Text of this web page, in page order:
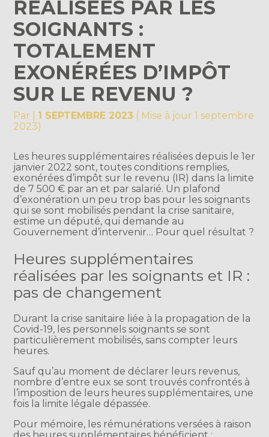
RÉALISÉES PAR LES
SOIGNANTS :
TOTALEMENT
EXONÉRÉES D’IMPÔT
SUR LE REVENU ?
Par 1 SEPTEMBRE 2023 ( Mise à jour 1 septembre
2023)
Les heures supplémentaires réalisées depuis le 1er
janvier 2022 sont, toutes conditions remplies,
exonérées d’impôt sur le revenu (IR) dans la limite
de 7 500 € par an et par salarié. Un plafond
d’exonération un peu trop bas pour les soignants
qui se sont mobilisés pendant la crise sanitaire,
estime un député, qui demande au
Gouvernement d’intervenir… Pour quel résultat ?
Heures supplémentaires
réalisées par les soignants et IR :
pas de changement
Durant la crise sanitaire liée à la propagation de la
Covid-19, les personnels soignants se sont
particulièrement mobilisés, sans compter leurs
heures.
Sauf qu’au moment de déclarer leurs revenus,
nombre d’entre eux se sont trouvés confrontés à
l’imposition de leurs heures supplémentaires, une
fois la limite légale dépassée.
Pour mémoire, les rémunérations versées à raison
des heures supplémentaires bénéficient :